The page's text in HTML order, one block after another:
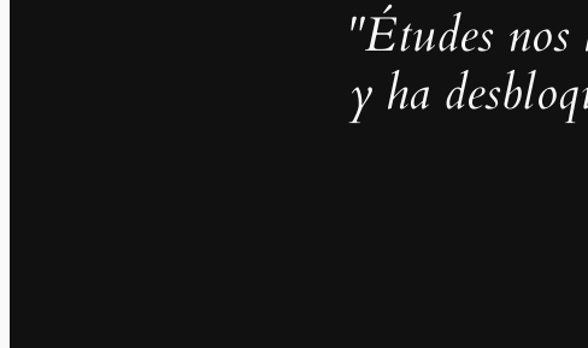
"Études nos
y ha